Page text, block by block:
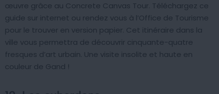
œuvre grâce au Concrete Canvas Tour. Téléchargez ce
guide sur internet ou rendez vous à l’Office de Tourisme
pour le trouver en version papier. Cet itinéraire dans la
ville vous permettra de découvrir cinquante-quatre
fresques d’art urbain. Une visite insolite et haute en
couleur de Gand !